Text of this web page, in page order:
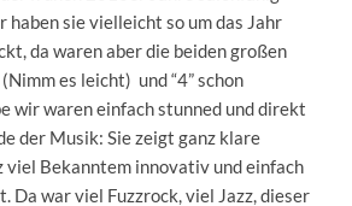
haben sie vielleicht so um das Jahr
da waren aber die beiden großen
es leicht) und “4” schon
wir waren einfach stunned und direkt
der Musik: Sie zeigt ganz klare
Bekanntem innovativ und einfach
Da war viel Fuzzrock, viel Jazz, dieser